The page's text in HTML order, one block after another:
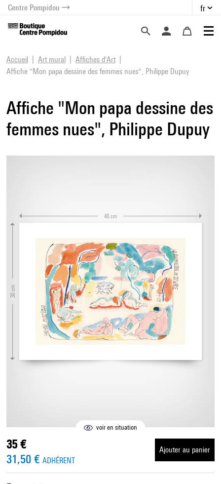
menu
contenu
Centre Pompidou fr
Accueil Art mural
Affiches d'Art
Affiche "Mon papa dessine des femmes nues", Philippe Dupuy
Affiche "Mon papa dessine des
femmes nues", Philippe Dupuy
40 cm
30 cm
voir en situation
35 €
31,50 € ADHÉRENT
Ajouter au panier